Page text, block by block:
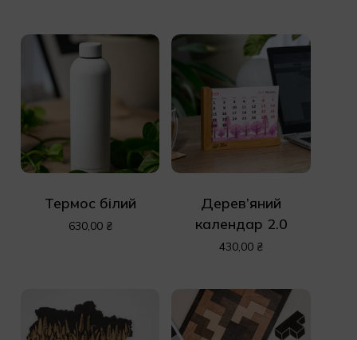
Термос білий
630,00 ₴
Дерев’яний
календар 2.0
430,00 ₴